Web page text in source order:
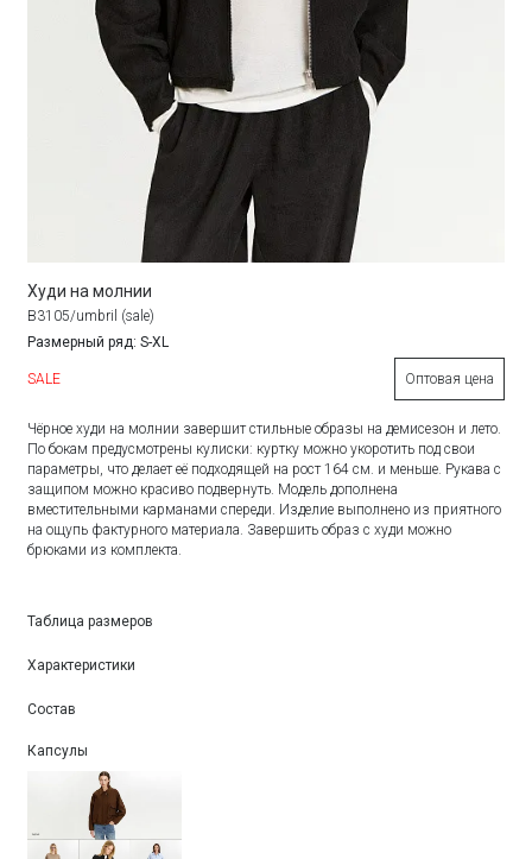
Худи на молнии
B3105/umbril (sale)
Размерный ряд: S-XL
SALE Оптовая цена
Чёрное худи на молнии завершит стильные образы на демисезон и лето.
По бокам предусмотрены кулиски: куртку можно укоротить под свои
параметры, что делает её подходящей на рост 164 см. и меньше. Рукава с
защипом можно красиво подвернуть. Модель дополнена
вместительными карманами спереди. Изделие выполнено из приятного
на ощупь фактурного материала. Завершить образ с худи можно
брюками из комплекта.
Таблица размеров
Характеристики
Состав
Капсулы